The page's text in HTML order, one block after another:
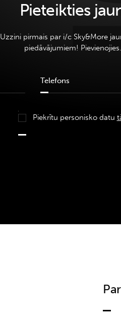
Pieteikties
Uzzini pirmais par i/c Sky&More
piedāvājumiem!
Piekrītu personisko datu